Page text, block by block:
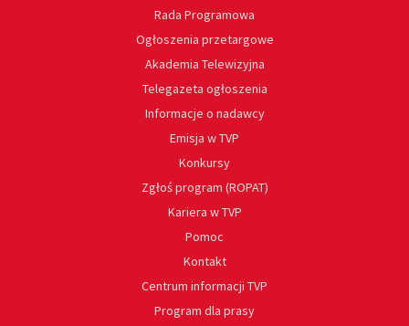
Rada Programowa
Ogłoszenia przetargowe
Akademia Telewizyjna
Telegazeta ogłoszenia
Informacje o nadawcy
Emisja w TVP
Konkursy
Zgłoś program (ROPAT)
Kariera w TVP
Pomoc
Kontakt
Centrum informacji TVP
Program dla prasy